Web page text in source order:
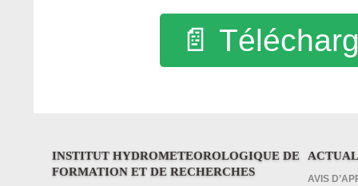
📄
INSTITUT HYDROMETEOROLOGIQUE DE
FORMATION ET DE RECHERCHES
AVIS